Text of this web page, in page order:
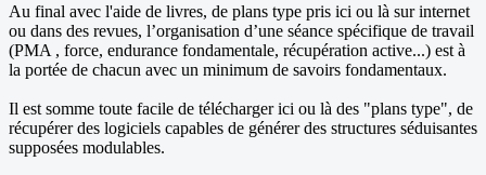
Au final avec l'aide de livres, de plans type pris ici ou là sur internet
ou dans des revues, l’organisation d’une séance spécifique de travail
(PMA , force, endurance fondamentale, récupération active...) est à
la portée de chacun avec un minimum de savoirs fondamentaux.
Il est somme toute facile de télécharger ici ou là des "plans type", de
récupérer des logiciels capables de générer des structures séduisantes
supposées modulables.